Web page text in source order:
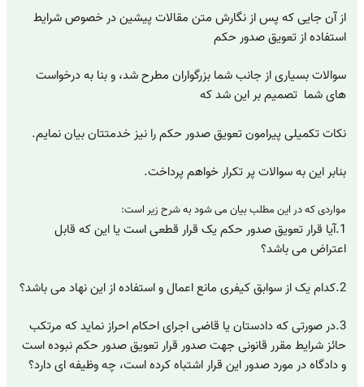
از آن جایی که پس از نگارش متن مقالات پیشین در خصوص شرایط
استفاده از تعویق صدور حکم
سوالات بسیاری از جانب شما بزرگواران مطرح شد، و بنا به درخواست
های شما تصمیم بر این شد که
نکات تکمیلی پیرامون تعویق صدور حکم را نیز خدمتتان بیان نمایم.
بنابر این به سوالات پر تکرار خواهم پرداخت.
مواردی که در این مطلب بیان می شود به شرح زیر است:
1.آیا قرار تعویق صدور حکم یک قرار قطعی است یا این که قابل
اعتراض می باشد؟
2.کدام یک از سوابق کیفری مانع اعمال و استفاده از این نهاد می باشد؟
3.در صورتی که دادستان یا قاضی اجرای احکام احراز نماید که مرتکب
حائز شرایط مقرر قانونی جهت صدور قرار تعویق صدور حکم نبوده است
و دادگاه در مورد صدور این قرار اشتباه کرده است، چه وظیفه ای دارد؟